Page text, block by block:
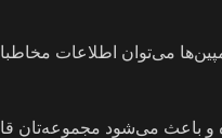
می‌توان اطلاعات
باعث می‌شود مجموعه‌تان